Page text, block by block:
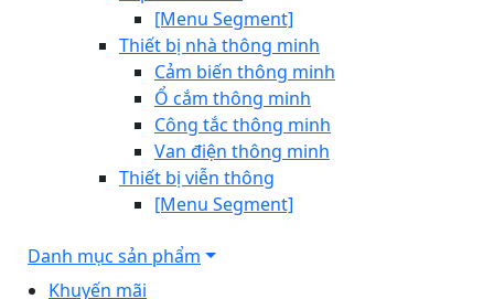
[Menu Segment]
Thiết bị nhà thông minh
Cảm biến thông minh
Ổ cắm thông minh
Công tắc thông minh
Van điện thông minh
Thiết bị viễn thông
[Menu Segment]
Danh mục sản phẩm
Khuyến mãi